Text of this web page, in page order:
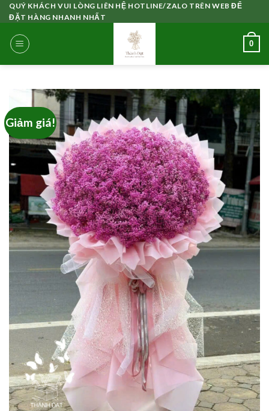
Skip
to
content
QUÝ KHÁCH VUI LÒNG LIÊN HỆ HOTLINE/ZALO TRÊN WEB ĐỂ
ĐẶT HÀNG NHANH NHẤT
0
Giảm giá!